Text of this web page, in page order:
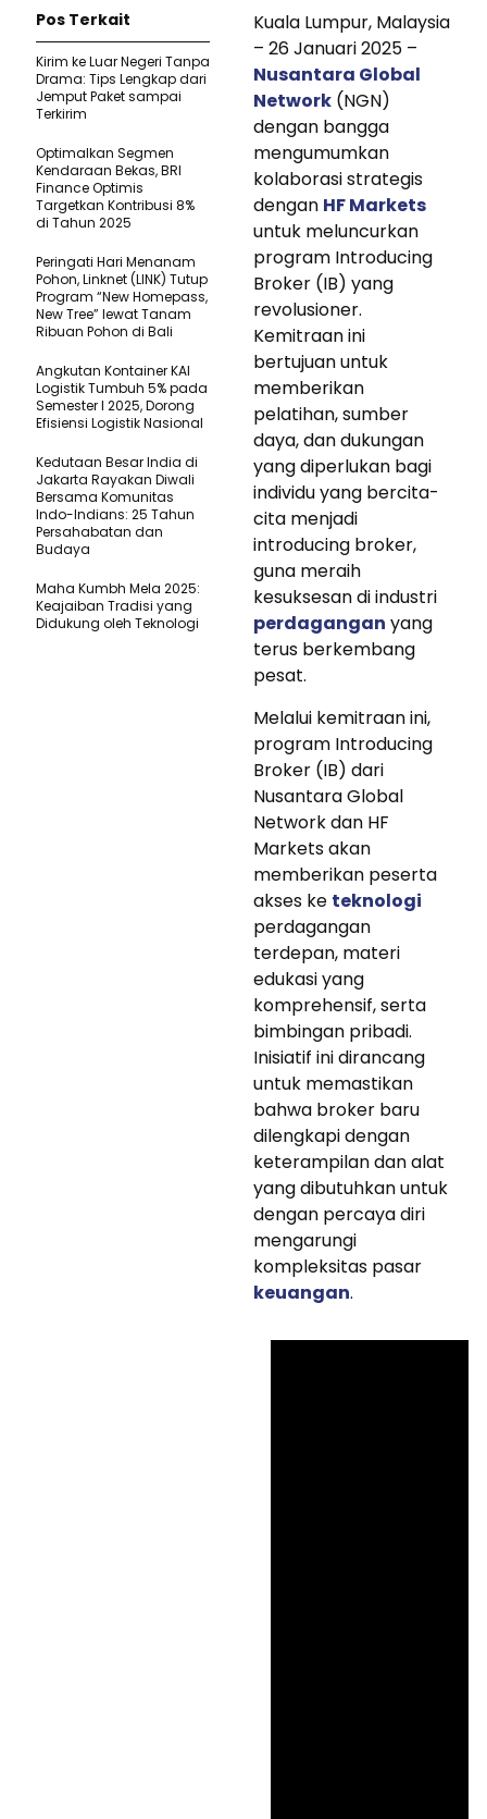
Kuala Lumpur, Malaysia
– 26 Januari 2025 –
Nusantara Global
Network (NGN)
dengan bangga
mengumumkan
kolaborasi strategis
dengan HF Markets
untuk meluncurkan
program Introducing
Broker (IB) yang
revolusioner.
Kemitraan ini
bertujuan untuk
memberikan
pelatihan, sumber
daya, dan dukungan
yang diperlukan bagi
individu yang bercita-
cita menjadi
introducing broker,
guna meraih
kesuksesan di industri
perdagangan yang
terus berkembang
pesat.
Melalui kemitraan ini,
program Introducing
Broker (IB) dari
Nusantara Global
Network dan HF
Markets akan
memberikan peserta
akses ke teknologi
perdagangan
terdepan, materi
edukasi yang
komprehensif, serta
bimbingan pribadi.
Inisiatif ini dirancang
untuk memastikan
bahwa broker baru
dilengkapi dengan
keterampilan dan alat
yang dibutuhkan untuk
dengan percaya diri
mengarungi
kompleksitas pasar
keuangan.
Pos Terkait
Kirim ke Luar Negeri Tanpa
Drama: Tips Lengkap dari
Jemput Paket sampai
Terkirim
Optimalkan Segmen
Kendaraan Bekas, BRI
Finance Optimis
Targetkan Kontribusi 8%
di Tahun 2025
Peringati Hari Menanam
Pohon, Linknet (LINK) Tutup
Program “New Homepass,
New Tree” lewat Tanam
Ribuan Pohon di Bali
Angkutan Kontainer KAI
Logistik Tumbuh 5% pada
Semester I 2025, Dorong
Efisiensi Logistik Nasional
Kedutaan Besar India di
Jakarta Rayakan Diwali
Bersama Komunitas
Indo-Indians: 25 Tahun
Persahabatan dan
Budaya
Maha Kumbh Mela 2025:
Keajaiban Tradisi yang
Didukung oleh Teknologi